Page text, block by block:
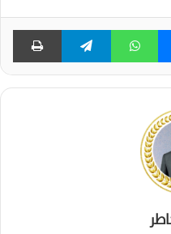
ماسنجر واتساب تيلقرام